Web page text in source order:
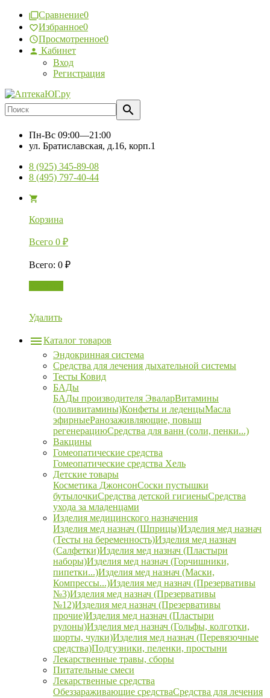
Сравнение0
Избранное0
Просмотренное0
Кабинет
Вход
Регистрация
Пн-Вс 09:00—21:00
ул. Братиславская, д.16, корп.1
8 (925) 345-89-08
8 (495) 797-40-44
Корзина
Всего 0 ₽
Всего: 0 ₽
Удалить
Каталог товаров
Эндокринная система
Средства для лечения дыхательной системы
Тесты Ковид
БАДы
БАДы производителя ЭваларВитамины
(поливитамины)Конфеты и леденцыМасла
эфирныеРанозаживляющие, повыш
регенерациюСредства для ванн (соли, пенки...)
Вакцины
Гомеопатические средства
Гомеопатические средства Хель
Детские товары
Косметика ДжонсонСоски пустышки
бутылочкиСредства детской гигиеныСредства
ухода за младенцами
Изделия медицинского назначения
Изделия мед назнач (Шприцы)Изделия мед назнач
(Тесты на беременность)Изделия мед назнач
(Салфетки)Изделия мед назнач (Пластыри
наборы)Изделия мед назнач (Горчишники,
пипетки...)Изделия мед назнач (Маски,
Компрессы...)Изделия мед назнач (Презервативы
№3)Изделия мед назнач (Презервативы
№12)Изделия мед назнач (Презервативы
прочие)Изделия мед назнач (Пластыри
рулоны)Изделия мед назнач (Гольфы, колготки,
шорты, чулки)Изделия мед назнач (Перевязочные
средства)Подгузники, пеленки, простыни
Лекарственные травы, сборы
Питательные смеси
Лекарственные средства
Обеззараживающие средстваСредства для лечения